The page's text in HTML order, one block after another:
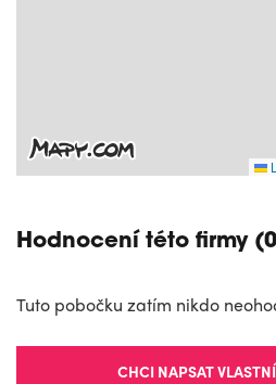
Hodnocení této firmy
Tuto pobočku zatím nikdo
CHCI NAPSAT